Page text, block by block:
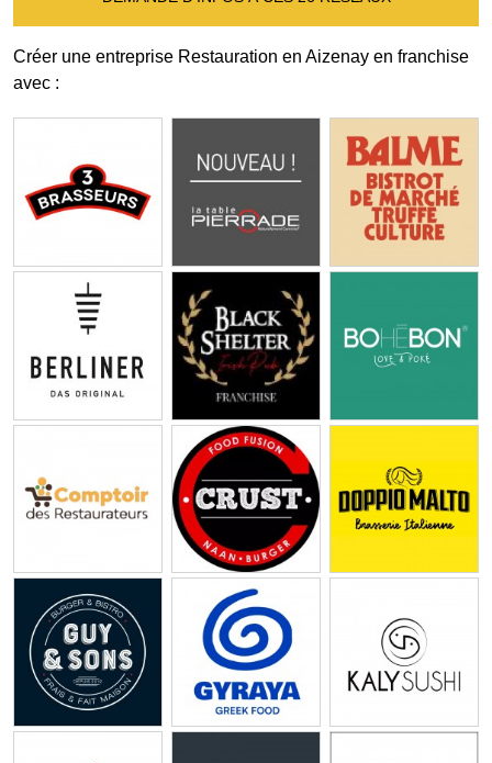
Créer une entreprise Restauration en Aizenay en franchise
avec :